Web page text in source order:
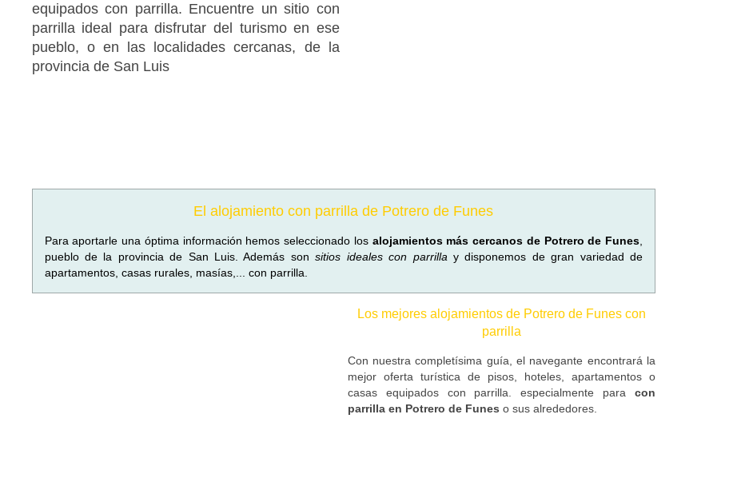
equipados con parrilla. Encuentre un sitio con
parrilla ideal para disfrutar del turismo en ese
pueblo, o en las localidades cercanas, de la
provincia de San Luis
El alojamiento con parrilla de Potrero de Funes
Para aportarle una óptima información hemos seleccionado los alojamientos más cercanos de Potrero de Funes
pueblo de la provincia de San Luis. Además sonsitios ideales con parrilla y disponemos de gran variedad de
apartamentos, casas rurales, masías,... con parrilla.
Los mejores alojamientos de Potrero de Funes con
parrilla
Con nuestra completísima guía, el navegante encontrará la
mejor oferta turística de pisos, hoteles, apartamentos o
casas equipados con parrilla. especialmente para con
parrilla en Potrero de Funes o sus alrededores.